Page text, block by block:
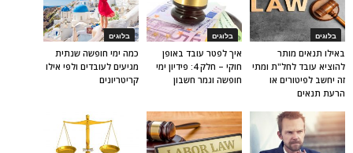
בלוגים
כמה ימי חופשה שנתית
מגיעים לעובדים ולפי אילו
קריטריונים
בלוגים
איך לפטר עובד באופן
חוקי – חלק 4: פידיון ימי
חופשה וגמר חשבון
בלוגים
באילו תנאים מותר
להוציא עובד לחל"ת ומתי
זה יחשב לפיטורים או
הרעת תנאים